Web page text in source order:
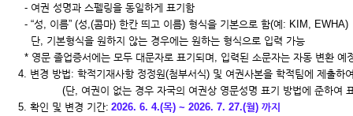
- 여권 성명과 스펠링을 동일하게 표기함
- “성, 이름” (성,(콤마) 한칸 띄고 이름) 형식을 기본으로 함(예: KIM, EWHA)
단, 기본형식을 원하지 않는 경우에는 원하는 형식으로 입력 가능
* 영문 졸업증서에는 모두 대문자로 표기되며, 입력된 소문자는 자동 변환 예
4. 변경 방법: 학적기재사항 정정원(첨부서식) 및 여권사본을 학적팀에 제출하
(단, 여권이 없는 경우 자국의 여권상 영문성명 표기 방법에 준하여
5. 확인 및 변경 기간: 2026. 6. 4.(목) ~ 2026. 7. 27.(월) 까지